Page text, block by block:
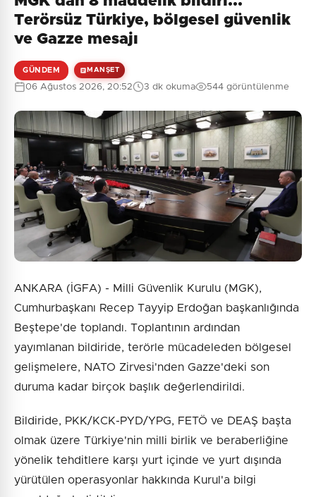
Terörsüz Türkiye, bölgesel güvenlik
ve Gazze mesajı
GÜNDEM MANŞET
06 Ağustos 2026, 20:52 3 dk okuma 544 görüntülenme
ANKARA (İGFA) - Milli Güvenlik Kurulu (MGK),
Cumhurbaşkanı Recep Tayyip Erdoğan başkanlığında
Beştepe'de toplandı. Toplantının ardından
yayımlanan bildiride, terörle mücadeleden bölgesel
gelişmelere, NATO Zirvesi'nden Gazze'deki son
duruma kadar birçok başlık değerlendirildi.
Bildiride, PKK/KCK-PYD/YPG, FETÖ ve DEAŞ başta
olmak üzere Türkiye'nin milli birlik ve beraberliğine
yönelik tehditlere karşı yurt içinde ve yurt dışında
yürütülen operasyonlar hakkında Kurul'a bilgi